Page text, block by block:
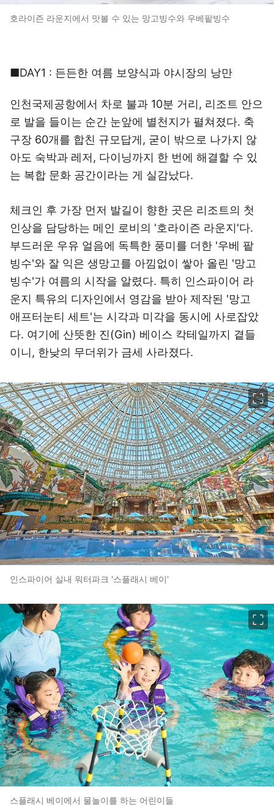
호라이즌 라운지에서 맛볼 수 있는 망고빙수와 우베팥빙수
■DAY1 : 든든한 여름 보양식과 야시장의 낭만
인천국제공항에서 차로 불과 10분 거리, 리조트 안으
로 발을 들이는 순간 눈앞에 별천지가 펼쳐졌다. 축
구장 60개를 합친 규모답게, 굳이 밖으로 나가지 않
아도 숙박과 레저, 다이닝까지 한 번에 해결할 수 있
는 복합 문화 공간이라는 게 실감났다.
체크인 후 가장 먼저 발길이 향한 곳은 리조트의 첫
인상을 담당하는 메인 로비의 '호라이즌 라운지'다.
부드러운 우유 얼음에 독특한 풍미를 더한 '우베 팥
빙수'와 잘 익은 생망고를 아낌없이 쌓아 올린 '망고
빙수'가 여름의 시작을 알렸다. 특히 인스파이어 라
운지 특유의 디자인에서 영감을 받아 제작된 '망고
애프터눈티 세트'는 시각과 미각을 동시에 사로잡았
다. 여기에 산뜻한 진(Gin) 베이스 칵테일까지 곁들
이니, 한낮의 무더위가 금세 사라졌다.
인스파이어 실내 워터파크 '스플래시 베이'
스플래시 베이에서 물놀이를 하는 어린이들